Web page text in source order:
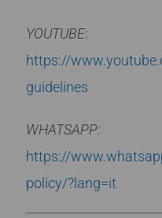
YOUTUBE:
https://
guidelines
WHATSAPP:
https://
policy/?lang=it